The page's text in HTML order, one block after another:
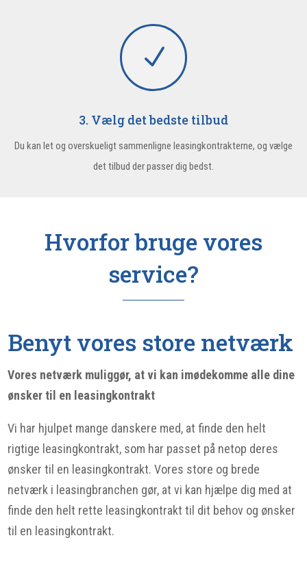
N
3. Vælg det bedste tilbud
Du kan let og overskueligt sammenligne leasingkontrakterne, og vælge
det tilbud der passer dig bedst.
Hvorfor bruge vores
service?
Benyt vores store netværk
Vores netværk muliggør, at vi kan imødekomme alle dine
ønsker til en leasingkontrakt
Vi har hjulpet mange danskere med, at finde den helt
rigtige leasingkontrakt, som har passet på netop deres
ønsker til en leasingkontrakt. Vores store og brede
netværk i leasingbranchen gør, at vi kan hjælpe dig med at
finde den helt rette leasingkontrakt til dit behov og ønsker
til en leasingkontrakt.